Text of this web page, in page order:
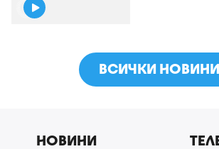
ВСИЧКИ НОВИНИ
НОВИНИ